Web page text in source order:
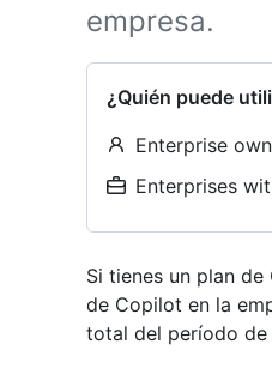
empresa.
¿Quién puede
Enterprise
Enterprises
Si tienes un plan
de Copilot en la
total del período